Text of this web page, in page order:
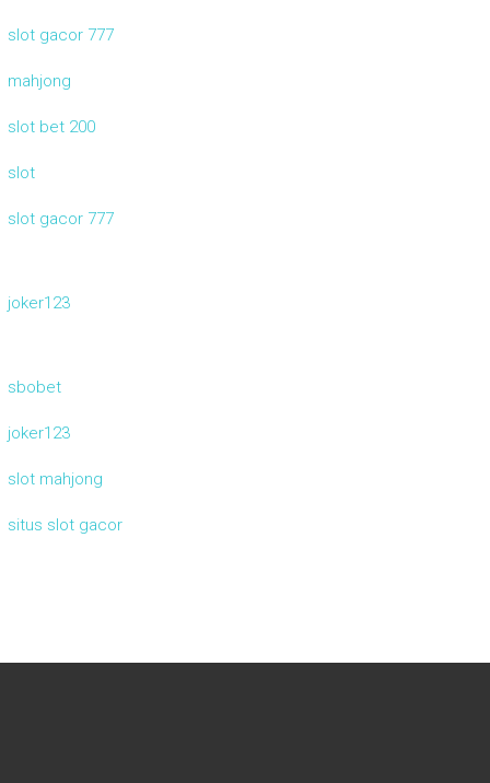
slot gacor 777
mahjong
slot bet 200
slot
slot gacor 777
joker123
sbobet
joker123
slot mahjong
situs slot gacor